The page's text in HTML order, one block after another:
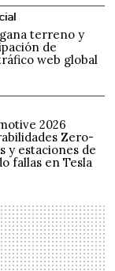
terreno y
de
web global
2026
Zero-
y estaciones de
fallas en Tesla